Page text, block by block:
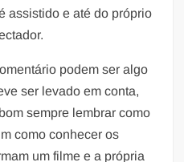
assistido e até do próprio
podem ser algo
ser levado em conta,
sempre lembrar como
como conhecer os
um filme e a própria